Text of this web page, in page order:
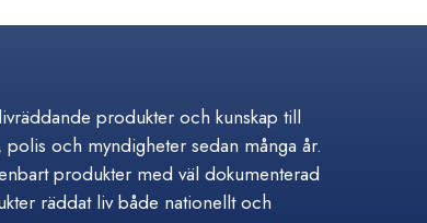
produkter och kunskap till
polis och myndigheter sedan många år.
produkter med väl dokumenterad
räddat liv både nationellt och